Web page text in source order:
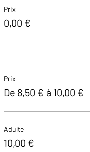
Prix
0,00 €
Prix
De 8,50 € à 10,00 €
Adulte
10,00 €